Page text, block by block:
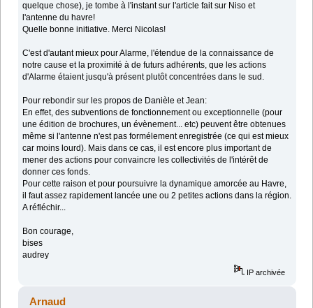
quelque chose), je tombe à l'instant sur l'article fait sur Niso et
l'antenne du havre!
Quelle bonne initiative. Merci Nicolas!
C'est d'autant mieux pour Alarme, l'étendue de la connaissance de
notre cause et la proximité à de futurs adhérents, que les actions
d'Alarme étaient jusqu'à présent plutôt concentrées dans le sud.
Pour rebondir sur les propos de Danièle et Jean:
En effet, des subventions de fonctionnement ou exceptionnelle (pour
une édition de brochures, un évènement... etc) peuvent être obtenues
même si l'antenne n'est pas formélement enregistrée (ce qui est mieux
car moins lourd). Mais dans ce cas, il est encore plus important de
mener des actions pour convaincre les collectivités de l'intérêt de
donner ces fonds.
Pour cette raison et pour poursuivre la dynamique amorcée au Havre,
il faut assez rapidement lancée une ou 2 petites actions dans la région.
A réfléchir...
Bon courage,
bises
audrey
IP archivée
Arnaud